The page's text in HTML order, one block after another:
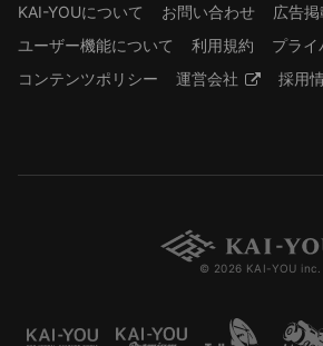
KAI-YOUについて
お問い合わせ
広告掲
ユーザー機能について
利用規約
プライ
コンテンツポリシー
運営会社 採用
© 2026 KAI-YOU inc.